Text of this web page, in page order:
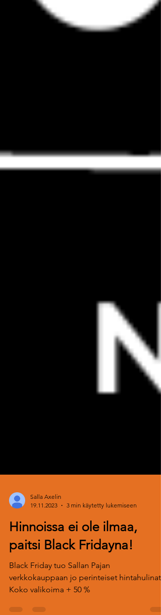
19.11.2023
3 min käytetty lukemiseen
Hinnoissa ei ole ilmaa,
paitsi Black Fridayna!
Black Friday tuo Sallan Pajan
Koko valikoima + 50 %